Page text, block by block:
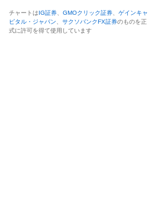
チャートはIG証券 GMOクリック証券
ゲインキャ
ピタル・ジャパン
サクソバンクFX証券のものを正
式に許可を得て使用しています